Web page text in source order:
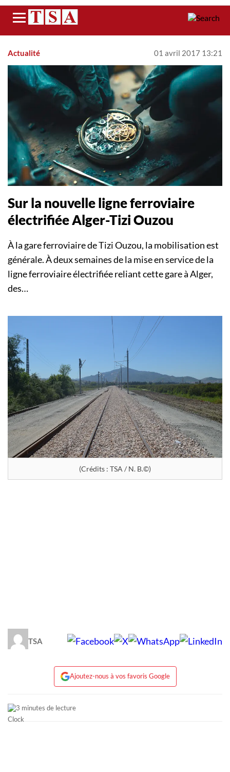
Menu
Actualité 01 avril 2017 13:21
Sur la nouvelle ligne ferroviaire
électrifiée Alger-Tizi Ouzou
À la gare ferroviaire de Tizi Ouzou, la mobilisation est
générale. À deux semaines de la mise en service de la
ligne ferroviaire électrifiée reliant cette gare à Alger,
des…
(Crédits : TSA / N. B.©)
TSA
Ajoutez-nous à vos favoris Google
3 minutes de lecture